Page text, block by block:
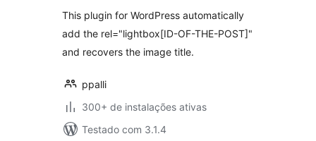
This plugin for WordPress automatically
add the rel="lightbox[ID-OF-THE-POST]"
and recovers the image title.
ppalli
300+ de instalações ativas
Testado com 3.1.4